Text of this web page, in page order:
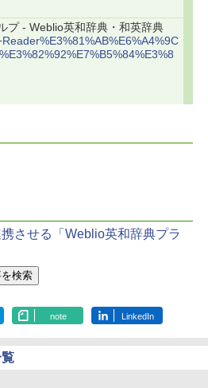
プ - Weblio英和辞典・和英辞典
させる「Weblio英和辞典プラ
note LinkedIn